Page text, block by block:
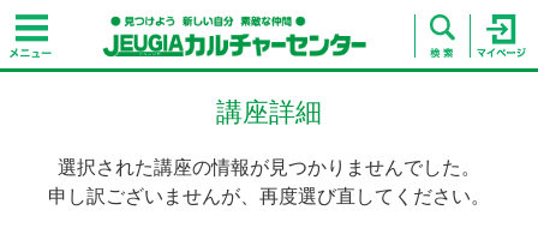
講座詳細
選択された講座の情報が見つかりませんでした。
申し訳ございませんが、再度選び直してください。